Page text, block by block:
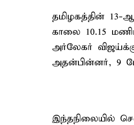
தமிழகத்தின்
காலை 10.15
அர்லேகர்
அதன்பின்னர், 9
இந்தநிலையில்